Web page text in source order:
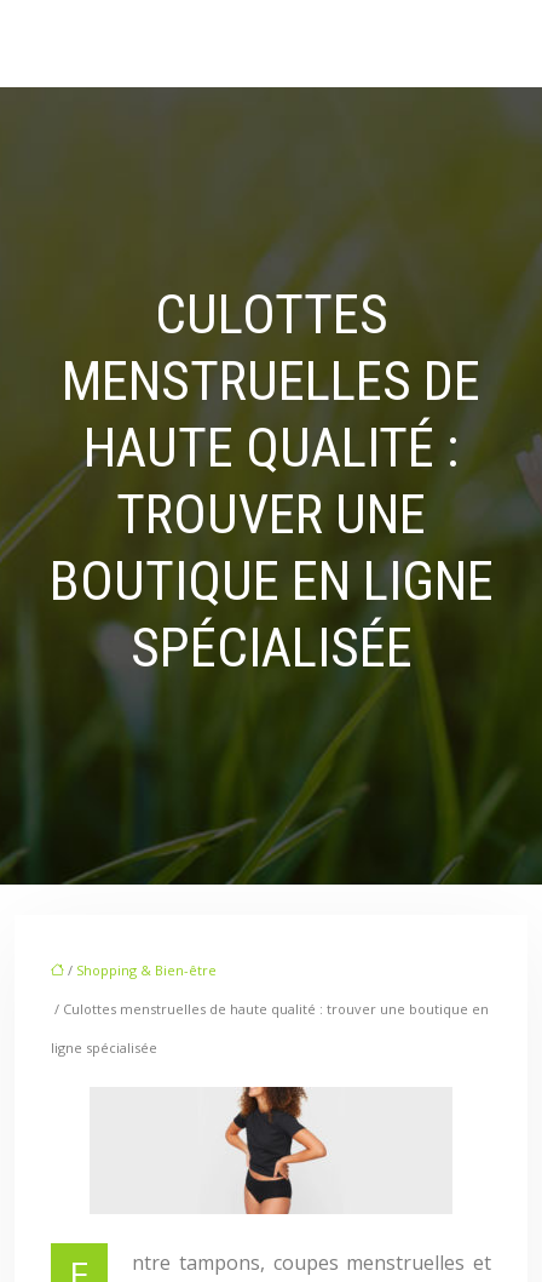
CULOTTES
MENSTRUELLES DE
HAUTE QUALITÉ :
TROUVER UNE
BOUTIQUE EN LIGNE
SPÉCIALISÉE
/ Shopping & Bien-être
/ Culottes menstruelles de haute qualité : trouver une boutique en
ligne spécialisée